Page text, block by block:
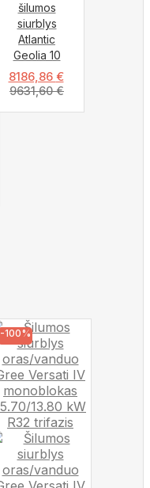
šilumos
siurblys
Atlantic
Geolia 10
8186,86 €
9631,60€
-100%